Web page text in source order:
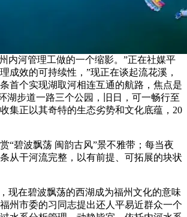
内河管理工做的一个缩影。”正在社媒平
成效的可持续性，”现正在谈起流花溪，
首个实现湖取河相连互通的航路，焦点是
湖步道一路三个公园，旧日，可一畅行至
集正以其奇特的生态劣势和文化底蕴，20
碧波飘荡 闽韵古风”景不雅带；每当夜
从干河流完整，以有前提、可拓展的块状
在碧波飘荡的西湖成为福州文化的意味
州市委的习同志提出还人平易近群众一个